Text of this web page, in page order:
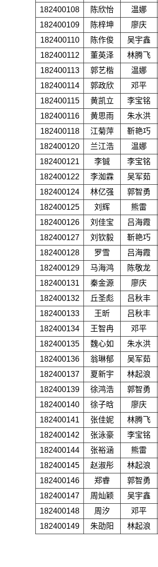
182400108
陈欣怡
温娜
182400109
陈梓坤
廖庆
182400110
陈作俊
吴宇鑫
182400112
董英泽
林腾飞
182400113
郭艺楷
温娜
182400114
郭政欣
邓平
182400115
黄凯立
李宝铭
182400116
黄思雨
朱水洪
182400118
江菊萍
靳艳巧
182400120
兰江浩
温娜
182400121
李铖
李宝铭
182400122
李洳霖
吴军茹
182400124
林亿强
郭智勇
182400125
刘辉
熊雷
182400126
刘佳宝
吕海霞
182400127
刘钦毅
靳艳巧
182400128
罗雪
吕海霞
182400129
马海鸿
陈敬龙
182400131
秦金源
廖庆
182400132
丘圣彪
吕秋丰
182400133
王昕
吕秋丰
182400134
王智冉
邓平
182400135
魏心如
朱水洪
182400136
翁琳郁
吴军茹
182400137
夏新宇
林起浪
182400139
徐鸿浩
郭智勇
182400140
徐子晗
廖庆
182400141
张佳妮
林腾飞
182400142
张泳豪
李宝铭
182400144
张裕涵
熊雷
182400145
赵淑彤
林起浪
182400146
郑睿
郭智勇
182400147
周灿颖
吴宇鑫
182400148
周汐
邓平
182400149
朱劭阳 林起浪